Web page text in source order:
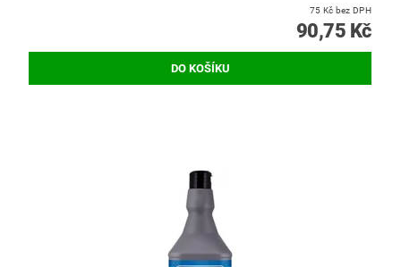
75 Kč bez DPH
90,75 Kč